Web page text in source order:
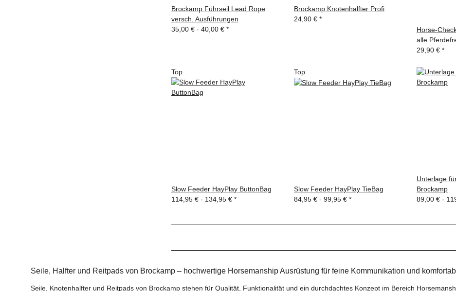
Brockamp Führseil Lead Rope
versch. Ausführungen
35,00 € - 40,00 € *
Brockamp Knotenhalfter Profi
24,90 € *
Horse-
alle
29,90 € *
Top
Slow Feeder HayPlay ButtonBag
114,95 € - 134,95 € *
Top
Slow Feeder HayPlay TieBag
84,95 € - 99,95 € *
Unterlage
Brockamp
89,00 € -
Seile, Halfter und Reitpads von Brockamp – hochwertige Horsemanship Ausrüstung für feine Kommunikation und
Seile, Knotenhalfter und Reitpads von Brockamp stehen für Qualität, Funktionalität und ein durchdachtes Konzept im Bereich